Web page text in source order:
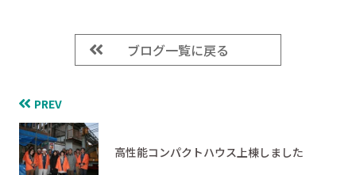
ブログ一覧に戻る
PREV
高性能コンパクトハウス上棟しました